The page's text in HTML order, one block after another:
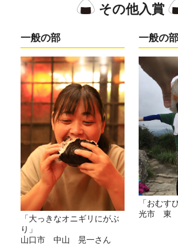
その他入賞
一般の部
「大っきなオニギリにがぶ
り」
山口市 中山 晃一さん
一般の部
「おむす
光市 東